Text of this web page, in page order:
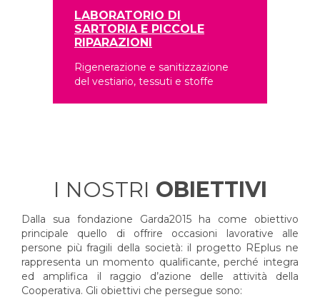
LABORATORIO DI
SARTORIA E PICCOLE
RIPARAZIONI
Rigenerazione e sanitizzazione
del vestiario, tessuti e stoffe
I NOSTRI OBIETTIVI
Dalla sua fondazione Garda2015 ha come obiettivo
principale quello di offrire occasioni lavorative alle
persone più fragili della società: il progetto REplus ne
rappresenta un momento qualificante, perché integra
ed amplifica il raggio d’azione delle attività della
Cooperativa. Gli obiettivi che persegue sono: